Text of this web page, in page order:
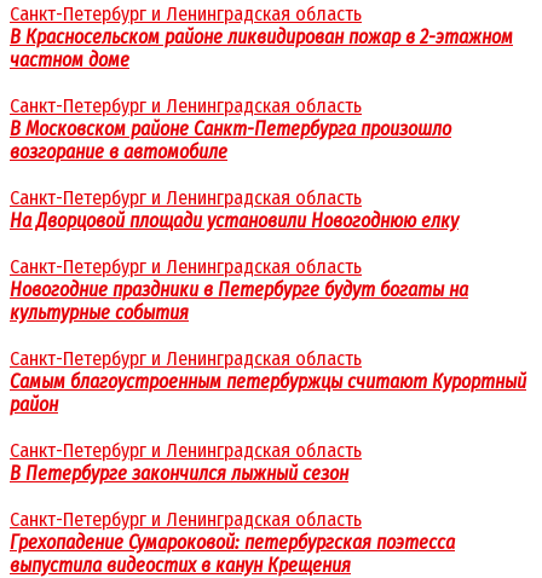
Санкт-Петербург и Ленинградская область
В Красносельском районе ликвидирован пожар в 2-этажном
частном доме
Санкт-Петербург и Ленинградская область
В Московском районе Санкт-Петербурга произошло
возгорание в автомобиле
Санкт-Петербург и Ленинградская область
На Дворцовой площади установили Новогоднюю елку
Санкт-Петербург и Ленинградская область
Новогодние праздники в Петербурге будут богаты на
культурные события
Санкт-Петербург и Ленинградская область
Самым благоустроенным петербуржцы считают Курортный
район
Санкт-Петербург и Ленинградская область
В Петербурге закончился лыжный сезон
Санкт-Петербург и Ленинградская область
Грехопадение Сумароковой: петербургская поэтесса
выпустила видеостих в канун Крещения